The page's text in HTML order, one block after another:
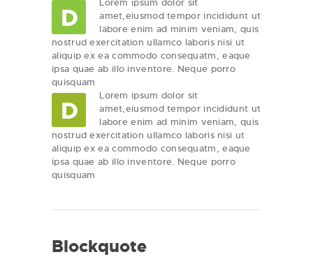
D
amet,eiusmod tempor incididunt ut
labore enim ad minim veniam, quis
nostrud exercitation ullamco laboris nisi ut
aliquip ex ea commodo consequatm, eaque
ipsa quae ab illo inventore. Neque porro
quisquam
D
Lorem ipsum dolor sit
amet,eiusmod tempor incididunt ut
labore enim ad minim veniam, quis
nostrud exercitation ullamco laboris nisi ut
aliquip ex ea commodo consequatm, eaque
ipsa quae ab illo inventore. Neque porro
quisquam
Blockquote